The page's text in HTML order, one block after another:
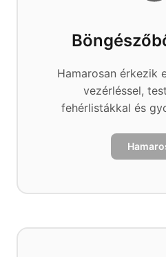
Hamarosan érkezik
vezérléssel,
fehérlistákkal és